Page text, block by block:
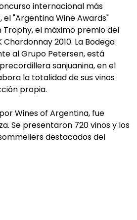
internacional más
"Argentina Wine Awards"
Trophy, el máximo premio del
2010. La Bodega
al Grupo Petersen, está
sanjuanina, en el
la totalidad de sus vinos
propia.
Wines of Argentina, fue
Se presentaron 720 vinos y los
destacados del